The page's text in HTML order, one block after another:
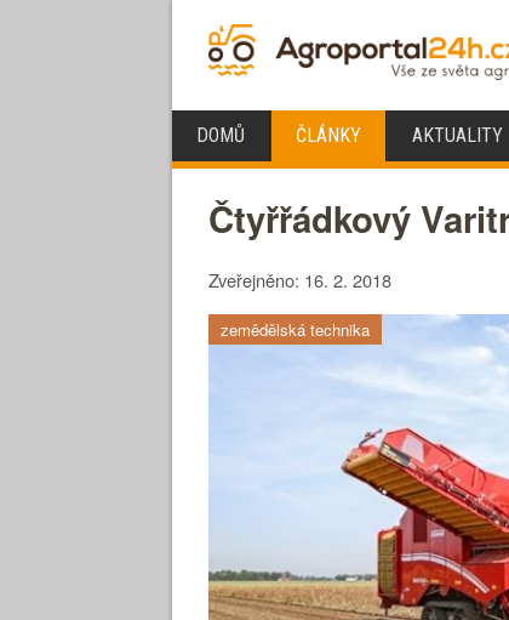
DOMŮ ČLÁNKY AKTUALITY
Čtyřřádkový
Zveřejněno: 16. 2. 2018
zemědělská technika